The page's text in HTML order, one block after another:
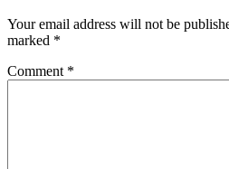
Your email address will not be
marked *
Comment *